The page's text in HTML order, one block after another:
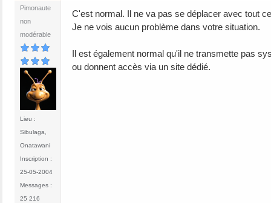
Pimonaute
non
modérable
Lieu :
Sibulaga,
Onatawani
Inscription :
25-05-2004
Messages :
25 216
C'est normal. Il ne va pas se déplacer avec tout
Je ne vois aucun problème dans votre situation.
Il est également normal qu'il ne transmette pas
ou donnent accès via un site dédié.